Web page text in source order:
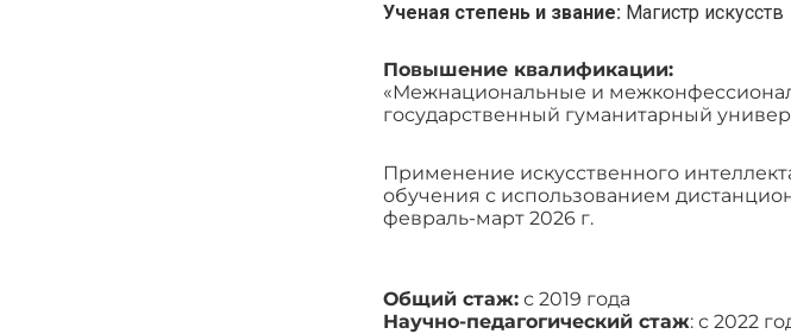
Ученая степень и звание: Магистр искусств
Повышение квалификации:
«Межнациональные и
государственный гуманитарный
Применение искусственного
обучения с использованием
февраль-март 2026 г.
Общий стаж: с 2019 года
Научно-педагогический стаж: с 2022